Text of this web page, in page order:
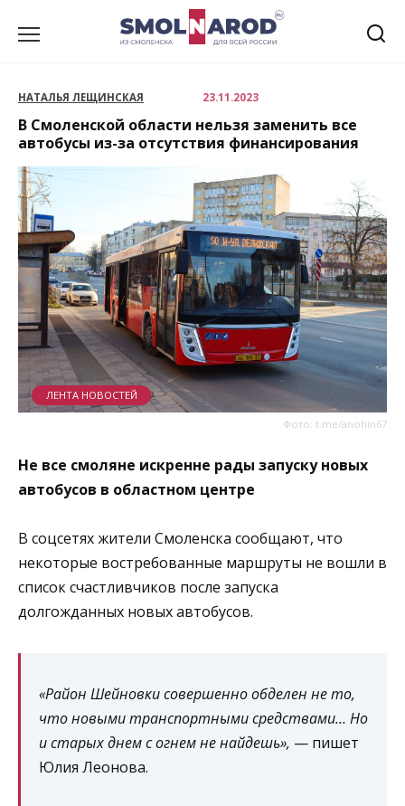
НАТАЛЬЯ ЛЕЩИНСКАЯ 23.11.2023
В Смоленской области нельзя заменить все
автобусы из-за отсутствия финансирования
Фото: t.me/anohin67
ЛЕНТА НОВОСТЕЙ
Не все смоляне искренне рады запуску новых
автобусов в областном центре
В соцсетях жители Смоленска сообщают, что
некоторые востребованные маршруты не вошли в
список счастливчиков после запуска
долгожданных новых автобусов.
«Район Шейновки совершенно обделен не то,
что новыми транспортными средствами… Но
и старых днем с огнем не найдешь», — пишет
Юлия Леонова.